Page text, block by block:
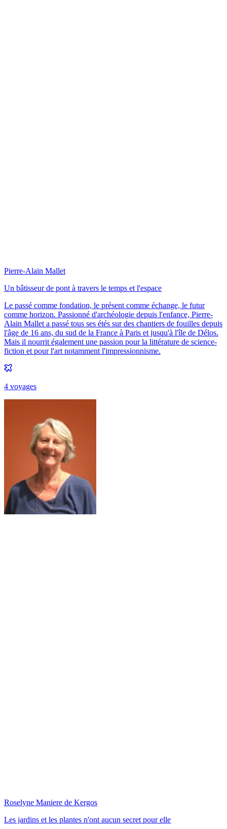
Pierre-Alain Mallet
Un bâtisseur de pont à travers le temps et l'espace
Le passé comme fondation, le présent comme échange, le futur
comme horizon. Passionné d'archéologie depuis l'enfance, Pierre-
Alain Mallet a passé tous ses étés sur des chantiers de fouilles depuis
l'âge de 16 ans, du sud de la France à Paris et jusqu'à l'île de Délos.
Mais il nourrit également une passion pour la littérature de science-
fiction et pour l'art notamment l'impressionnisme.
4 voyages
Roselyne Maniere de Kergos
Les jardins et les plantes n'ont aucun secret pour elle